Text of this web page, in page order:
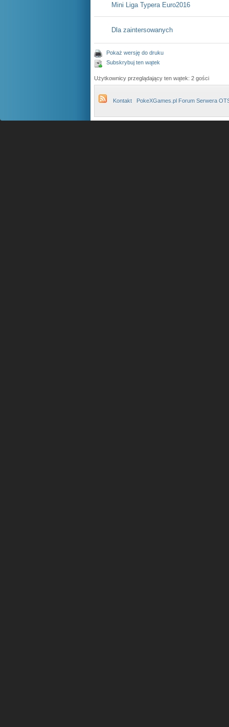
Mini Liga Typera Euro2016
Dla zaintersowanych
Pokaż wersję do druku
Subskrybuj ten wątek
Użytkownicy przeglądający ten wątek: 2 gości
Kontakt PokeXGames.pl Forum Serwera